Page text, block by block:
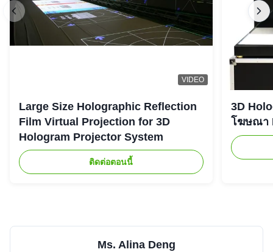
VIDEO
Large Size Holographic Reflection
Film Virtual Projection for 3D
Hologram Projector System
ติดต่อตอนนี้
3D
โฆษณา
Ms. Alina Deng